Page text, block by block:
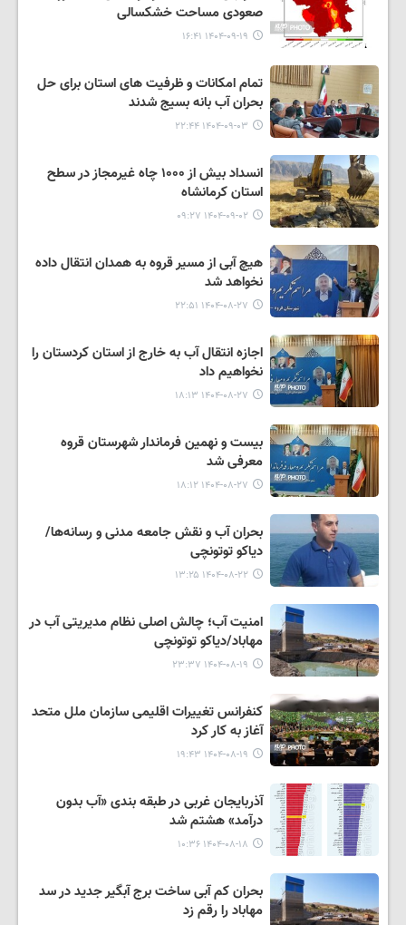
صعودی مساحت خشکسالی
۱۴۰۴-۰۹-۱۹ ۱۶:۴۱
تمام امکانات و ظرفیت های استان برای حل
بحران آب بانه بسیج شدند
۱۴۰۴-۰۹-۰۳ ۲۲:۴۴
انسداد بیش از ۱۰۰۰ چاه غیرمجاز در سطح
استان کرمانشاه
۱۴۰۴-۰۹-۰۲ ۰۹:۲۷
هیچ آبی از مسیر قروه به همدان انتقال داده
نخواهد شد
۱۴۰۴-۰۸-۲۷ ۲۲:۵۱
اجازه انتقال آب به خارج از استان کردستان را
نخواهیم داد
۱۴۰۴-۰۸-۲۷ ۱۸:۱۳
بیست و نهمین فرماندار شهرستان قروه
معرفی شد
۱۴۰۴-۰۸-۲۷ ۱۸:۱۲
بحران آب و نقش جامعه مدنی و رسانه‌ها/
دیاکو توتونچی
۱۴۰۴-۰۸-۲۲ ۱۳:۲۵
امنیت آب؛ چالش اصلی نظام مدیریتی آب در
مهاباد/دیاکو توتونچی
۱۴۰۴-۰۸-۱۹ ۲۳:۳۷
کنفرانس تغییرات اقلیمی سازمان ملل متحد
آغاز به کار کرد
۱۴۰۴-۰۸-۱۹ ۱۹:۴۳
آذربایجان غربی در طبقه بندی «آب بدون
درآمد» هشتم شد
۱۴۰۴-۰۸-۱۸ ۱۰:۳۶
بحران کم آبی ساخت برج آبگیر جدید در سد
مهاباد را رقم زد